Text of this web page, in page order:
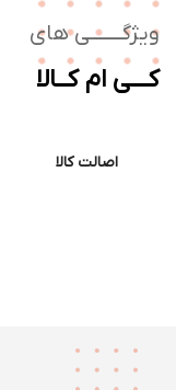
های
ام کــالا
اصالت کالا